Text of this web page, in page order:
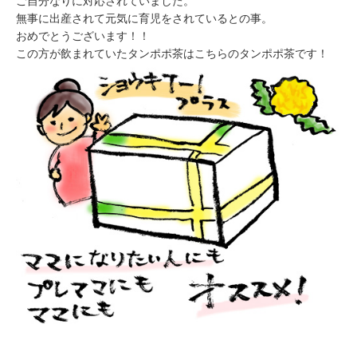
無事に出産されて元気に育児をされているとの事。
おめでとうございます！！
この方が飲まれていたタンポポ茶はこちらのタンポポ茶です！